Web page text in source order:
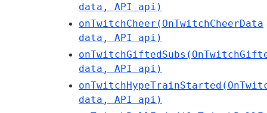
data, API api)
onTwitchCheer(OnTwitchCheerData
data, API api)
data, API api)
data, API api)